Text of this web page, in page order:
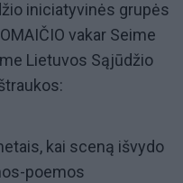
iniciatyvinės grupės
vakar Seime
Lietuvos Sąjūdžio
kai sceną išvydo
poemos